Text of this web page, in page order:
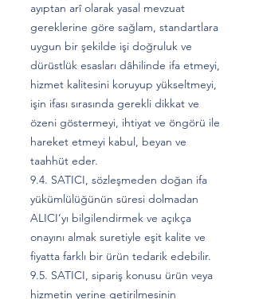
ayıptan arî olarak yasal mevzuat
gereklerine göre sağlam, standartlara
uygun bir şekilde işi doğruluk ve
dürüstlük esasları dâhilinde ifa etmeyi,
hizmet kalitesini koruyup yükseltmeyi,
işin ifası sırasında gerekli dikkat ve
özeni göstermeyi, ihtiyat ve öngörü ile
hareket etmeyi kabul, beyan ve
taahhüt eder.
9.4. SATICI, sözleşmeden doğan ifa
yükümlülüğünün süresi dolmadan
ALICI’yı bilgilendirmek ve açıkça
onayını almak suretiyle eşit kalite ve
fiyatta farklı bir ürün tedarik edebilir.
9.5. SATICI, sipariş konusu ürün veya
hizmetin yerine getirilmesinin